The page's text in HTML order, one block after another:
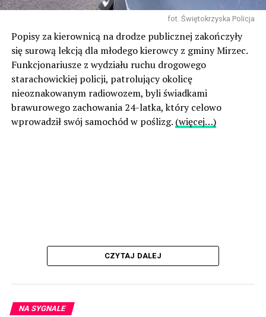
fot. Świętokrzyska Policja
Popisy za kierownicą na drodze publicznej zakończyły
się surową lekcją dla młodego kierowcy z gminy Mirzec.
Funkcjonariusze z wydziału ruchu drogowego
starachowickiej policji, patrolujący okolicę
nieoznakowanym radiowozem, byli świadkami
brawurowego zachowania 24-latka, który celowo
wprowadził swój samochód w poślizg. (więcej…)
CZYTAJ DALEJ
NA SYGNALE